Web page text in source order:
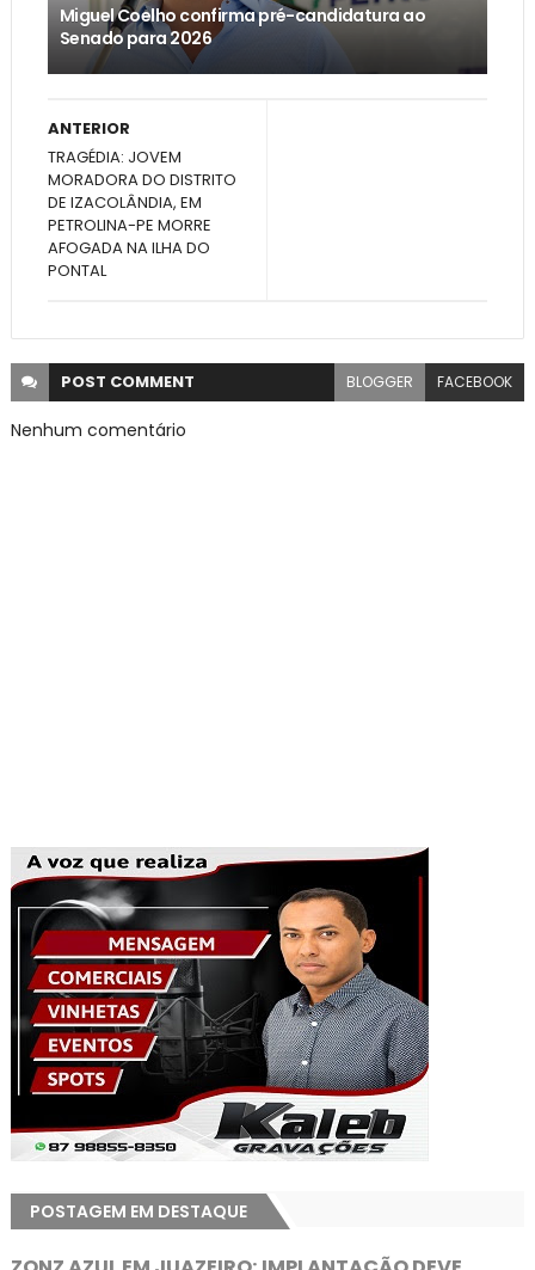
Miguel Coelho confirma pré-candidatura ao
Senado para 2026
ANTERIOR
TRAGÉDIA: JOVEM
MORADORA DO DISTRITO
DE IZACOLÂNDIA, EM
PETROLINA-PE MORRE
AFOGADA NA ILHA DO
PONTAL
POST COMMENT BLOGGER FACEBOOK
Nenhum comentário
POSTAGEM EM DESTAQUE